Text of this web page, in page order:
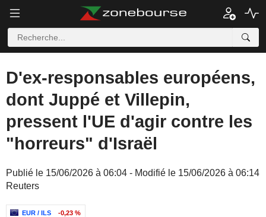
D'ex-responsables européens,
dont Juppé et Villepin,
pressent l'UE d'agir contre les
"horreurs" d'Israël
Publié le 15/06/2026 à 06:04 - Modifié le 15/06/2026 à 06:14
Reuters
EUR / ILS -0,23 %